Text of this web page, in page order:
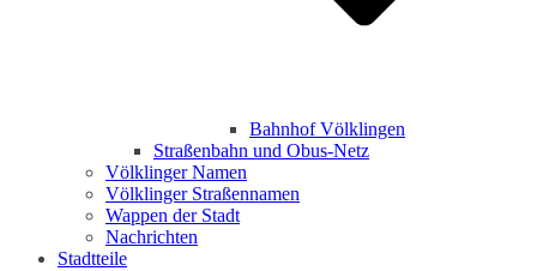
Bahnhof Völklingen
Straßenbahn und Obus-Netz
Völklinger Namen
Völklinger Straßennamen
Wappen der Stadt
Nachrichten
Stadtteile